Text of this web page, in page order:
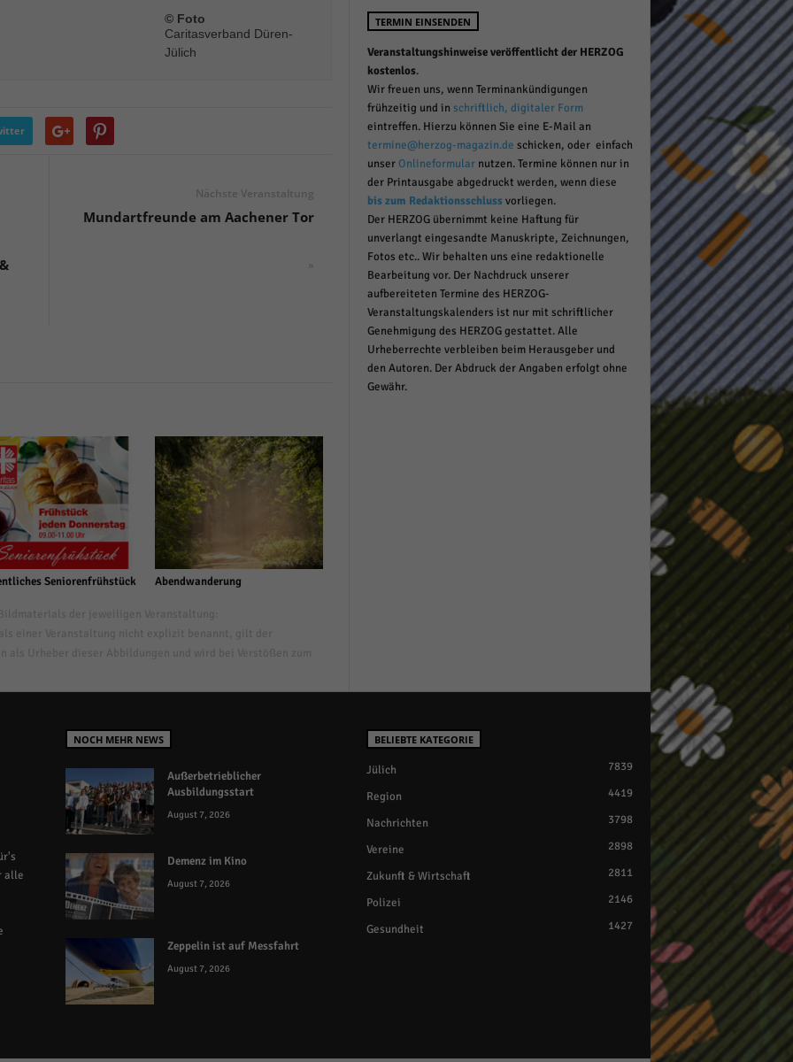
© Foto
Caritasverband Düren-
Jülich
Nächste Veranstaltung
Mundartfreunde am Aachener Tor
»
Seniorenfrühstück Abendwanderung
TERMIN EINSENDEN
Veranstaltungshinweise veröffentlicht der HERZOG
kostenlos.
Wir freuen uns, wenn Terminankündigungen
frühzeitig und in schriftlich, digitaler Form
eintreffen. Hierzu können Sie eine E-Mail an
termine@herzog-magazin.de schicken, oder einfach
unserOnlineformularnutzen. Termine können nur in
der Printausgabe abgedruckt werden, wenn diese
bis zum Redaktionsschlussvorliegen.
Der HERZOG übernimmt keine Haftung für
unverlangt eingesandte Manuskripte, Zeichnungen,
Fotos etc.. Wir behalten uns eine redaktionelle
Bearbeitung vor. Der Nachdruck unserer
aufbereiteten Termine des HERZOG-
Veranstaltungskalenders ist nur mit schriftlicher
Genehmigung des HERZOG gestattet. Alle
Urheberrechte verbleiben beim Herausgeber und
den Autoren. Der Abdruck der Angaben erfolgt ohne
Gewähr.
alle
NOCH MEHR NEWS
Außerbetrieblicher
Ausbildungsstart
August 7, 2026
Demenz im Kino
August 7, 2026
Zeppelin ist auf Messfahrt
August 7, 2026
BELIEBTE KATEGORIE
Jülich 7839
Region 4419
Nachrichten 3798
Vereine 2898
Zukunft & Wirtschaft 2811
Polizei 2146
Gesundheit 1427